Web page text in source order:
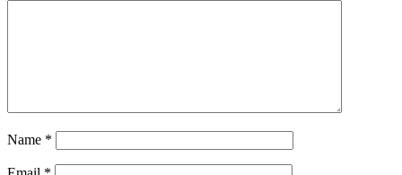
Name *